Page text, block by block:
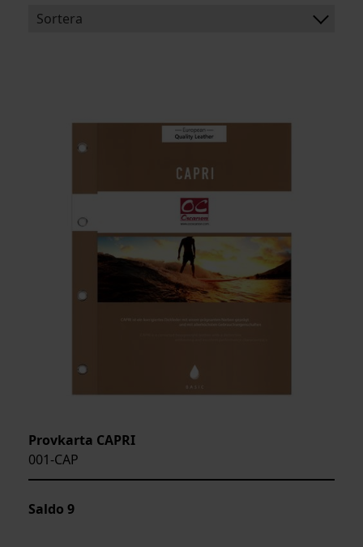
Sortera
ARTIKELKOD:
Provkarta CAPRI
001-CAP
Saldo 9